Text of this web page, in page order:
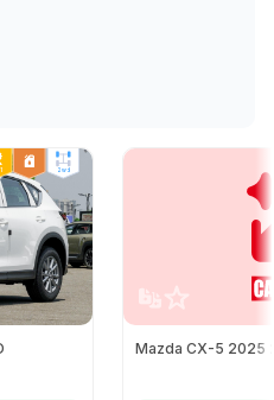
ТОП 1 2wd
Mazda CX-5 2025